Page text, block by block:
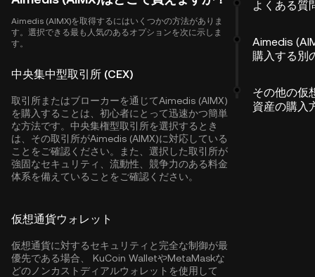
Aimedis (AIMX)を取得するにはいくつかの方法がありま
す。選択できる最も人気のあるオプションを次に示しま
す。
中央集中型取引所 (CEX)
取引所またはブローカーを通じてAimedis (AIMX)
を購入することは、初心者にとって迅速かつ簡単
な方法です。中央集権型取引所を選択するとき
は、その取引所がAimedis (AIMX)に対応している
ことをご確認ください。また、選択した取引所が
強固なセキュリティ、流動性、競争力のある料金
体系を備えていることをご確認ください。
仮想通貨ウォレット
仮想通貨に対するセキュリティと完全な制御が最
優先である場合、 KuCoin WalletやMetaMaskな
どのノンカストディアルウォレットを使用して
よくある質
Aimedis
購入する別
その他の仮
資産の購入